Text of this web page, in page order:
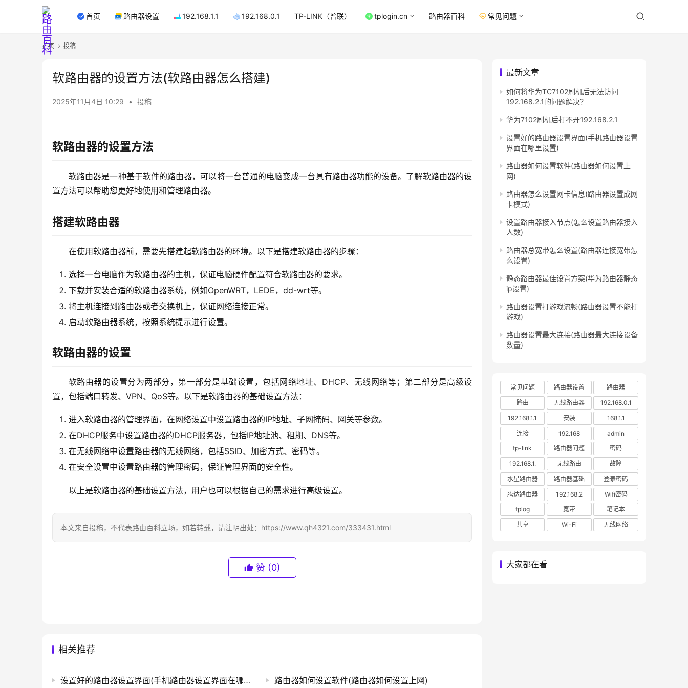
首页 路由器设置 192.168.1.1 192.168.0.1 TP-LINK（普联） tplogin.cn 路由器百科 常见问题
首页 投稿
软路由器的设置方法(软路由器怎么搭建)
2025年11月4日 10:29 • 投稿
软路由器的设置方法
软路由器是一种基于软件的路由器，可以将一台普通的电脑变成一台具有路由器功能的设备。了解软路由器的设
置方法可以帮助您更好地使用和管理路由器。
搭建软路由器
在使用软路由器前，需要先搭建起软路由器的环境。以下是搭建软路由器的步骤：
选择一台电脑作为软路由器的主机，保证电脑硬件配置符合软路由器的要求。
下载并安装合适的软路由器系统，例如OpenWRT，LEDE，dd-wrt等。
将主机连接到路由器或者交换机上，保证网络连接正常。
启动软路由器系统，按照系统提示进行设置。
软路由器的设置
软路由器的设置分为两部分，第一部分是基础设置，包括网络地址、DHCP、无线网络等；第二部分是高级设
置，包括端口转发、VPN、QoS等。以下是软路由器的基础设置方法：
进入软路由器的管理界面，在网络设置中设置路由器的IP地址、子网掩码、网关等参数。
在DHCP服务中设置路由器的DHCP服务器，包括IP地址池、租期、DNS等。
在无线网络中设置路由器的无线网络，包括SSID、加密方式、密码等。
在安全设置中设置路由器的管理密码，保证管理界面的安全性。
以上是软路由器的基础设置方法，用户也可以根据自己的需求进行高级设置。
本文来自投稿，不代表路由百科立场，如若转载，请注明出处：https://www.qh4321.com/333431.html
赞 (0)
相关推荐
设置好的路由器设置界面(手机路由器设置界面在哪里设置) 路由器如何设置软件(路由器如何设置上网)
最新文章
如何将华为TC7102刷机后无法访问
192.168.2.1的问题解决？
华为7102刷机后打不开192.168.2.1
设置好的路由器设置界面(手机路由器设置
界面在哪里设置)
路由器如何设置软件(路由器如何设置上
网)
路由器怎么设置网卡信息(路由器设置成网
卡模式)
设置路由器接入节点(怎么设置路由器接入
人数)
路由器总宽带怎么设置(路由器连接宽带怎
么设置)
静态路由器最佳设置方案(华为路由器静态
ip设置)
路由器设置打游戏流畅(路由器设置不能打
游戏)
路由器设置最大连接(路由器最大连接设备
数量)
常见问题 路由器设置
路由器
路由
无线路由器
192.168.0.1
192.168.1.1
安装
168.1.1
连接
192.168
admin
tp-link
路由器问题
密码
192.168.1.
无线路由
故障
水星路由器
路由器基础
登录密码
腾达路由器
192.168.2
Wifi密码
tplog
宽带
笔记本
共享
Wi-Fi 无线网络
大家都在看